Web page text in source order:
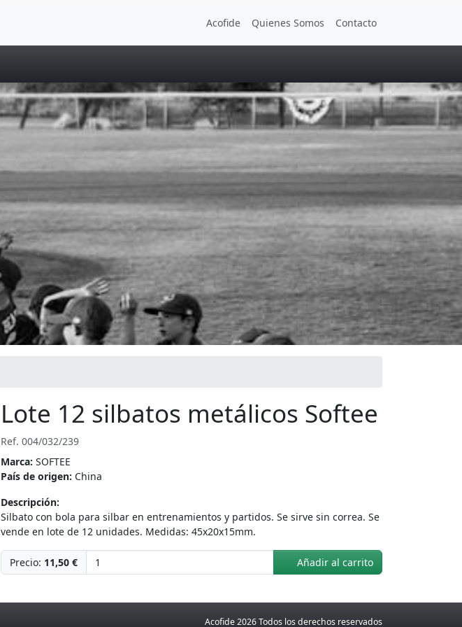
Acofide Quienes Somos Contacto
Lote 12 silbatos metálicos Softee
Ref. 004/032/239
Marca: SOFTEE
País de origen: China
Descripción:
Silbato con bola para silbar en entrenamientos y partidos. Se sirve sin correa. Se
vende en lote de 12 unidades. Medidas: 45x20x15mm.
Precio: 11,50 € Añadir al carrito
Acofide 2026 Todos los derechos reservados